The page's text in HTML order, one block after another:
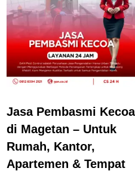
Jasa Pembasmi Kecoa
di Magetan – Untuk
Rumah, Kantor,
Apartemen & Tempat